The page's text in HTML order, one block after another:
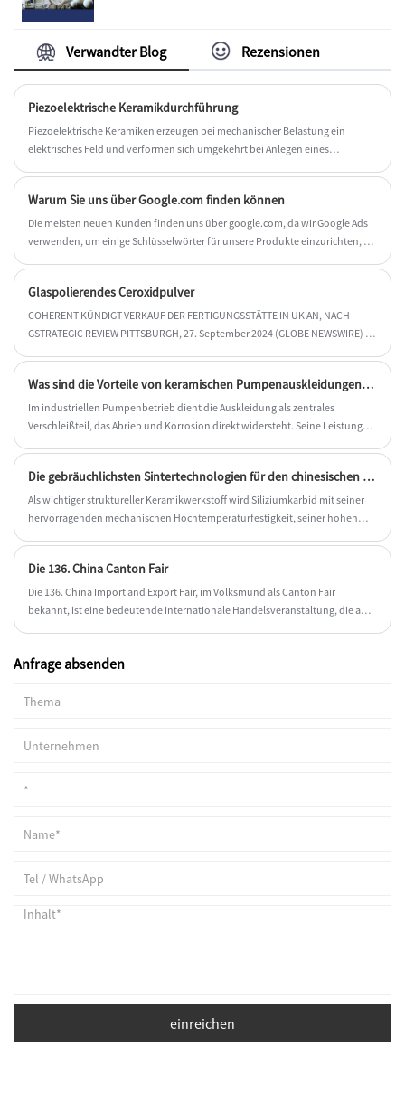
Verwandter Blog Rezensionen
Piezoelektrische Keramikdurchführung
Piezoelektrische Keramiken erzeugen bei mechanischer Belastung ein
elektrisches Feld und verformen sich umgekehrt bei Anlegen eines
spezifischer Spannungen oder Spannungen an das Keramikmaterial zu
erreichen.
Warum Sie uns über Google.com finden können
Die meisten neuen Kunden finden uns über google.com, da wir Google Ads
verwenden, um einige Schlüsselwörter für unsere Produkte einzurichten, z.
Glaspolierendes Ceroxidpulver
COHERENT KÜNDIGT VERKAUF DER FERTIGUNGSSTÄTTE IN UK AN, NACH
GSTRATEGIC REVIEW PITTSBURGH, 27. September 2024 (GLOBE NEWSWIRE) –
bekannt Anlage in Newton Aycliffe, County Durham, Großbritannien.
Was sind die Vorteile von keramischen Pumpenauskleidungen? Wie sollten Sie sie auswählen und installieren?
Im industriellen Pumpenbetrieb dient die Auskleidung als zentrales
Verschleißteil, das Abrieb und Korrosion direkt widersteht. Seine Leistung
der Fortschritte in der Materialwissenschaft aufgrund ihrer überlegenen
Verschleißfestigkeit und chemischen Inertheit zum bevorzugten Upgrade
gegenüber herkömmlichen metallischen Auskleidungen in Branchen wie der
Die gebräuchlichsten Sintertechnologien für den chinesischen Hersteller von Siliziumkarbidkeramik
Als wichtiger struktureller Keramikwerkstoff wird Siliziumkarbid mit seiner
hervorragenden mechanischen Hochtemperaturfestigkeit, seiner hohen
Korrosionsbeständigkeitseigenschaften nicht nur in Hochtemperaturöfen
eingesetzt
Die 136. China Canton Fair
Die 136. China Import and Export Fair, im Volksmund als Canton Fair
bekannt, ist eine bedeutende internationale Handelsveranstaltung, die am
Anfrage absenden
einreichen